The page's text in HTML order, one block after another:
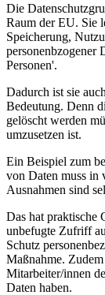
Die
Raum der EU. Sie
Speicherung,
personenbzogener
Personen'.
Dadurch ist sie
Bedeutung. Denn
gelöscht werden
umzusetzen ist.
Ein Beispiel zum
von Daten muss in
Ausnahmen sind
Das hat praktische
unbefugte Zufriff
Schutz
Maßnahme.
Mitarbeiter/innen
Daten haben.